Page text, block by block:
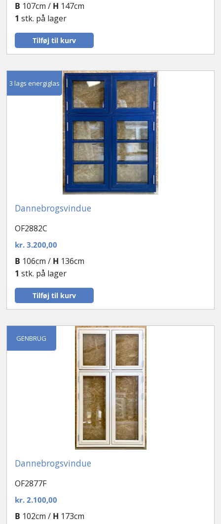
Tilføj til kurv
B 107cm / H 147cm
1 stk. på lager
3 lags energiglas
Dannebrogsvindue
OF2882C
kr.3.200,00
Tilføj til kurv
B 106cm / H 136cm
1 stk. på lager
GENBRUG
Dannebrogsvindue
OF2877F
kr.2.100,00
B 102cm / H 173cm